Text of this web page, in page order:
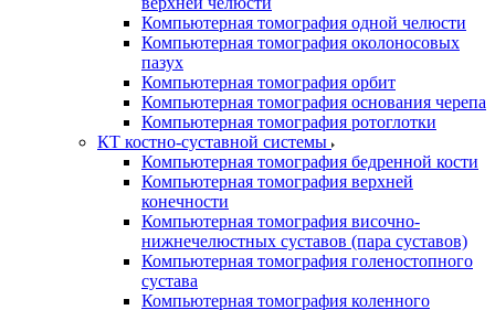
Компьютерная томография одной челюсти
Компьютерная томография околоносовых
пазух
Компьютерная томография орбит
Компьютерная томография основания черепа
Компьютерная томография ротоглотки
КТ костно-суставной системы
Компьютерная томография бедренной кости
Компьютерная томография верхней
конечности
Компьютерная томография височно-
нижнечелюстных суставов (пара суставов)
Компьютерная томография голеностопного
сустава
Компьютерная томография коленного